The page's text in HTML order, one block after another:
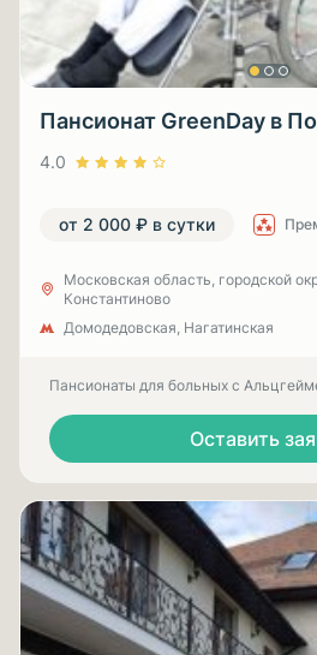
Пансионат GreenDay в
4.0
от 2 000 ₽ в сутки
Московская область, городской
Константиново
Домодедовская, Нагатинская
Пансионаты для больных с
Оставить